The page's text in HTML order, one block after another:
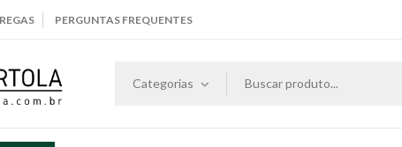
PERGUNTAS FREQUENTES
Categorias